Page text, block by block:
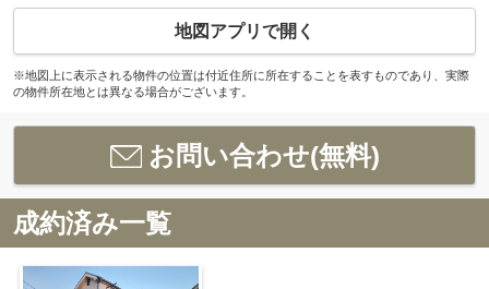
地図アプリで開く
※地図上に表示される物件の位置は付近住所に所在することを表すものであり、実際
の物件所在地とは異なる場合がございます。
お問い合わせ(無料)
成約済み一覧